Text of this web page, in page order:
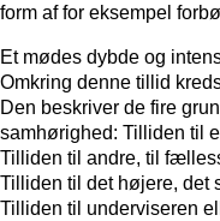
form af for eksempel
Et mødes dybde og
Omkring denne tillid
Den beskriver de fire
samhørighed: Tilliden til
Tilliden til andre, til
Tilliden til det højere, det
Tilliden til underviseren